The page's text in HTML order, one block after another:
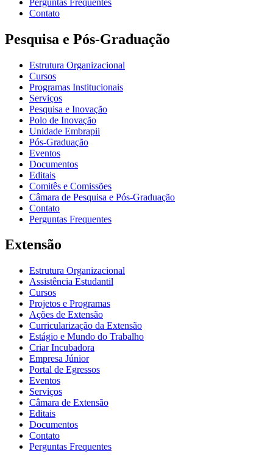
Contato
Pesquisa e Pós-Graduação
Estrutura Organizacional
Cursos
Programas Institucionais
Serviços
Pesquisa e Inovação
Polo de Inovação
Unidade Embrapii
Pós-Graduação
Eventos
Documentos
Editais
Comitês e Comissões
Câmara de Pesquisa e Pós-Graduação
Contato
Perguntas Frequentes
Extensão
Estrutura Organizacional
Assistência Estudantil
Cursos
Projetos e Programas
Ações de Extensão
Curricularização da Extensão
Estágio e Mundo do Trabalho
Criar Incubadora
Empresa Júnior
Portal de Egressos
Eventos
Serviços
Câmara de Extensão
Editais
Documentos
Contato
Perguntas Frequentes